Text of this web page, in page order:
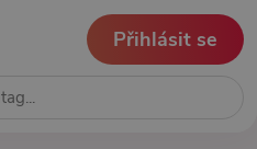
Přihlásit se